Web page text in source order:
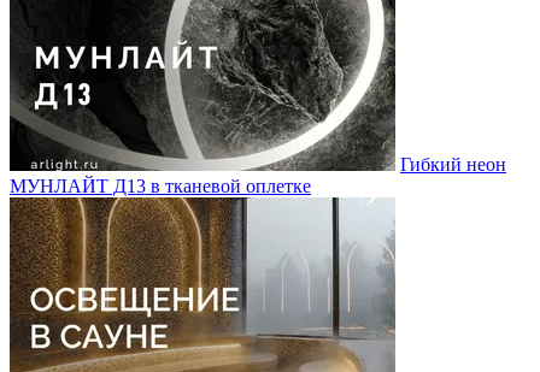
Гибкий неон
МУНЛАЙТ Д13 в тканевой оплетке